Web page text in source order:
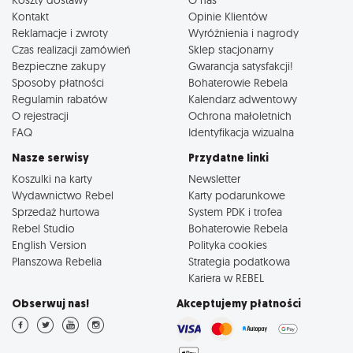
Kontakt
Reklamacje i zwroty
Czas realizacji zamówień
Bezpieczne zakupy
Sposoby płatności
Regulamin rabatów
O rejestracji
FAQ
Opinie Klientów
Wyróżnienia i nagrody
Sklep stacjonarny
Gwarancja satysfakcji!
Bohaterowie Rebela
Kalendarz adwentowy
Ochrona małoletnich
Identyfikacja wizualna
Nasze serwisy
Koszulki na karty
Wydawnictwo Rebel
Sprzedaż hurtowa
Rebel Studio
English Version
Planszowa Rebelia
Przydatne linki
Newsletter
Karty podarunkowe
System PDK i trofea
Bohaterowie Rebela
Polityka cookies
Strategia podatkowa
Kariera w REBEL
Obserwuj nas! Akceptujemy płatności